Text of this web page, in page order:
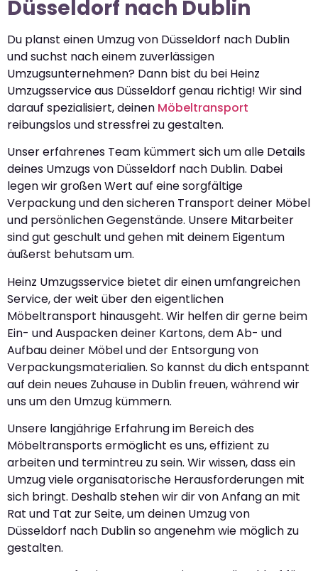
Düsseldorf nach Dublin
Du planst einen Umzug von Düsseldorf nach Dublin
und suchst nach einem zuverlässigen
Umzugsunternehmen? Dann bist du bei Heinz
Umzugsservice aus Düsseldorf genau richtig! Wir sind
darauf spezialisiert, deinen Möbeltransport
reibungslos und stressfrei zu gestalten.
Unser erfahrenes Team kümmert sich um alle Details
deines Umzugs von Düsseldorf nach Dublin. Dabei
legen wir großen Wert auf eine sorgfältige
Verpackung und den sicheren Transport deiner Möbel
und persönlichen Gegenstände. Unsere Mitarbeiter
sind gut geschult und gehen mit deinem Eigentum
äußerst behutsam um.
Heinz Umzugsservice bietet dir einen umfangreichen
Service, der weit über den eigentlichen
Möbeltransport hinausgeht. Wir helfen dir gerne beim
Ein- und Auspacken deiner Kartons, dem Ab- und
Aufbau deiner Möbel und der Entsorgung von
Verpackungsmaterialien. So kannst du dich entspannt
auf dein neues Zuhause in Dublin freuen, während wir
uns um den Umzug kümmern.
Unsere langjährige Erfahrung im Bereich des
Möbeltransports ermöglicht es uns, effizient zu
arbeiten und termintreu zu sein. Wir wissen, dass ein
Umzug viele organisatorische Herausforderungen mit
sich bringt. Deshalb stehen wir dir von Anfang an mit
Rat und Tat zur Seite, um deinen Umzug von
Düsseldorf nach Dublin so angenehm wie möglich zu
gestalten.